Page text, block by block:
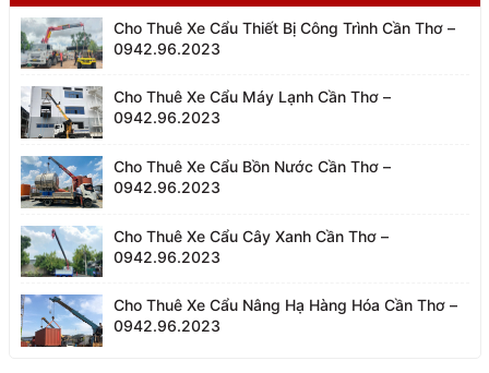
Cho Thuê Xe Cẩu Thiết Bị Công Trình Cần Thơ –
0942.96.2023
Cho Thuê Xe Cẩu Máy Lạnh Cần Thơ –
0942.96.2023
Cho Thuê Xe Cẩu Bồn Nước Cần Thơ –
0942.96.2023
Cho Thuê Xe Cẩu Cây Xanh Cần Thơ –
0942.96.2023
Cho Thuê Xe Cẩu Nâng Hạ Hàng Hóa Cần Thơ –
0942.96.2023